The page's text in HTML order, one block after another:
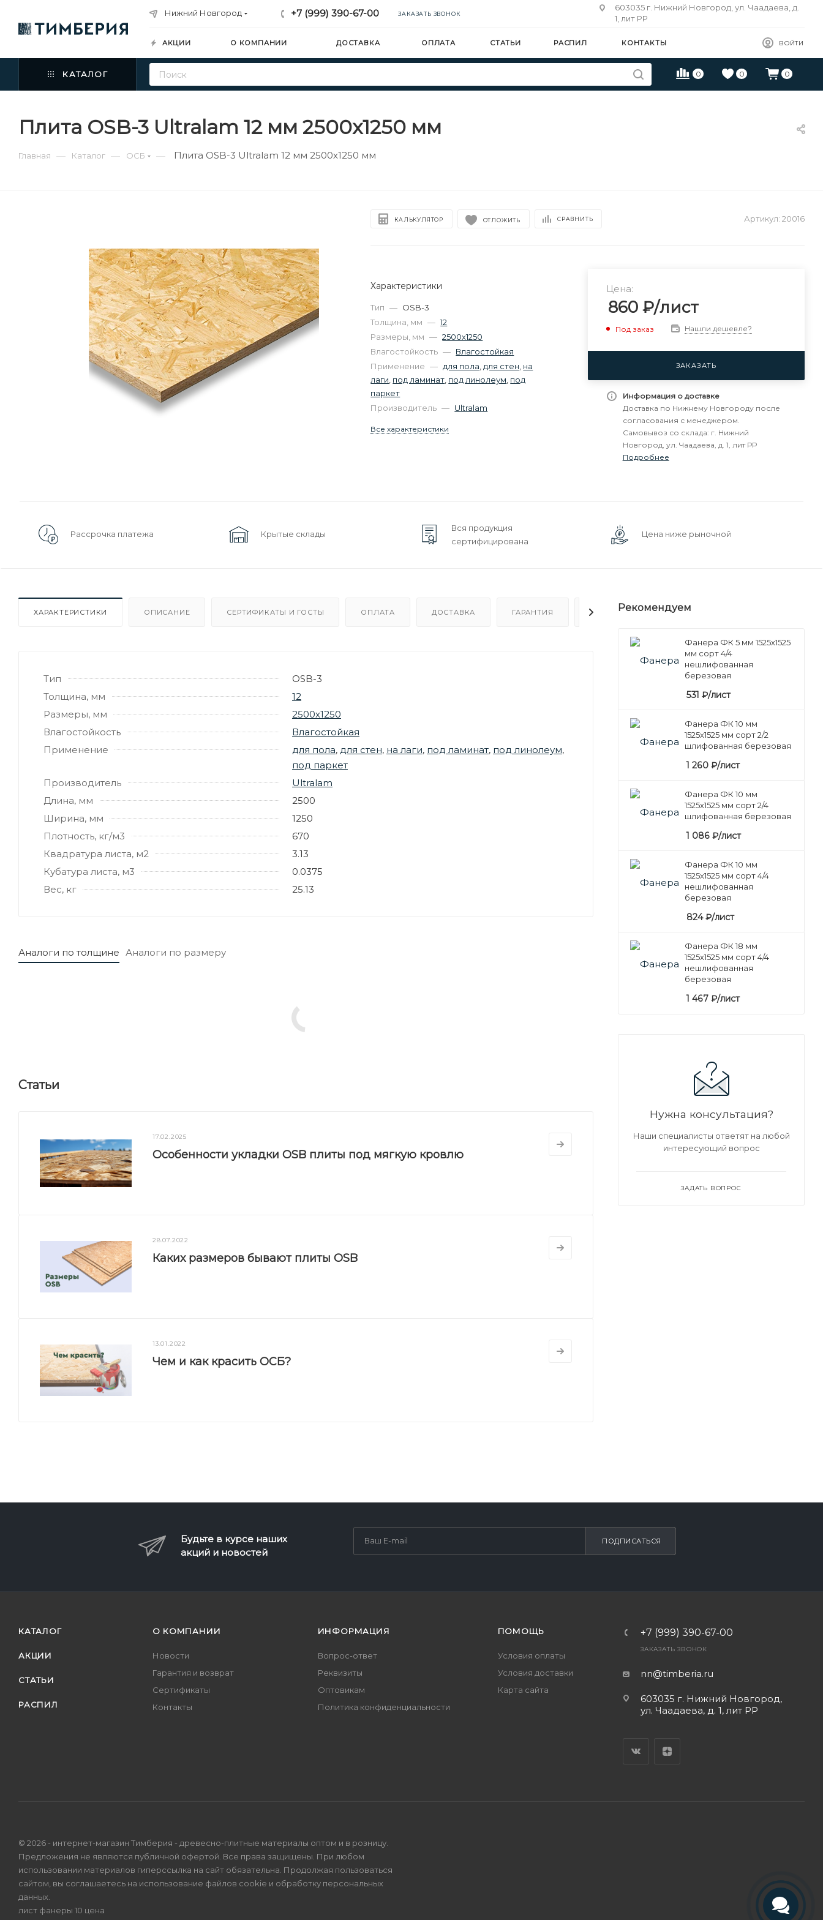
Нижний Новгород +7 (999) 390-67-00 ЗАКАЗАТЬ ЗВОНОК
603035 г. Нижний Новгород, ул. Чаадаева, д.
1, лит РР
ВОЙТИ
АКЦИИ О КОМПАНИИ ДОСТАВКА ОПЛАТА СТАТЬИ РАСПИЛ КОНТАКТЫ
0 0 0
КАТАЛОГ
Плита OSB-3 Ultralam 12 мм 2500х1250 мм
Главная — Каталог — ОСБ — Плита OSB-3 Ultralam 12 мм 2500х1250 мм
КАЛЬКУЛЯТОР ОТЛОЖИТЬ СРАВНИТЬ Артикул: 20016
Характеристики
Тип — OSB-3
Толщина, мм — 12
Размеры, мм — 2500х1250
Влагостойкость — Влагостойкая
Применение — для пола для стен на
лаги под ламинат под линолеум под
паркет
Производитель — Ultralam
Все характеристики
Цена:
860₽/лист
Под заказ Нашли дешевле?
ЗАКАЗАТЬ
Информация о доставке
Доставка по Нижнему Новгороду после
согласования с менеджером.
Самовывоз со склада: г. Нижний
Новгород, ул. Чаадаева, д. 1, лит РР
Подробнее
Рассрочка платежа Крытые склады
Вся продукция
сертифицирована
Цена ниже рыночной
ХАРАКТЕРИСТИКИ ОПИСАНИЕ СЕРТИФИКАТЫ И ГОСТЫ ОПЛАТА ДОСТАВКА ГАРАНТИЯ ОТЗЫВЫ
Тип
OSB-3
Толщина, мм
12
Размеры, мм
2500х1250
Влагостойкость
Влагостойкая
Применение
для пола, для стен, на лаги, под ламинат, под линолеум,
под паркет
Производитель
Ultralam
Длина, мм
2500
Ширина, мм
1250
Плотность, кг/м3
670
Квадратура листа, м2
3.13
Кубатура листа, м3
0.0375
Вес, кг
25.13
Аналоги по толщине Аналоги по размеру
Статьи
17.02.2025
Особенности укладки OSB плиты под мягкую кровлю
28.07.2022
Каких размеров бывают плиты OSB
13.01.2022
Чем и как красить ОСБ?
Рекомендуем
Фанера ФК 5 мм 1525х1525
мм сорт 4/4
нешлифованная
березовая
531 ₽/лист
Фанера ФК 10 мм
1525х1525 мм сорт 2/2
шлифованная березовая
1 260 ₽/лист
Фанера ФК 10 мм
1525х1525 мм сорт 2/4
шлифованная березовая
1 086 ₽/лист
Фанера ФК 10 мм
1525х1525 мм сорт 4/4
нешлифованная
березовая
824₽/лист
Фанера ФК 18 мм
1525х1525 мм сорт 4/4
нешлифованная
березовая
1 467 ₽/лист
Нужна консультация?
Наши специалисты ответят на любой
интересующий вопрос
ЗАДАТЬ ВОПРОС
Будьте в курсе наших
акций и новостей
ПОДПИСАТЬСЯ
КАТАЛОГ
АКЦИИ
СТАТЬИ
РАСПИЛ
О КОМПАНИИ
Новости
Гарантия и возврат
Сертификаты
Контакты
ИНФОРМАЦИЯ
Вопрос-ответ
Реквизиты
Оптовикам
Политика конфиденциальности
ПОМОЩЬ
Условия оплаты
Условия доставки
Карта сайта
+7 (999) 390-67-00
ЗАКАЗАТЬ ЗВОНОК
nn@timberia.ru
603035 г. Нижний Новгород,
ул. Чаадаева, д. 1, лит РР
© 2026 - интернет-магазин Тимберия - древесно-плитные материалы оптом и в розницу.
Предложения не являются публичной офертой. Все права защищены. При любом
использовании материалов гиперссылка на сайт обязательна. Продолжая пользоваться
сайтом, вы соглашаетесь на использование файлов cookie и обработку персональных
данных
лист фанеры 10 цена